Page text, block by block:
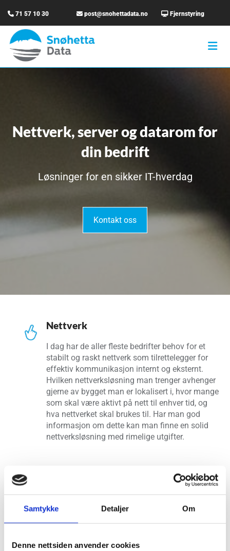
Samtykke Detaljer Om
Denne nettsiden anvender cookies
 71 57 10 30  post@snohettadata.no  Fjernstyring
Nettverk, server og datarom for
din bedrift
Løsninger for en sikker IT-hverdag
Kontakt oss
Nettverk
I dag har de aller fleste bedrifter behov for et
stabilt og raskt nettverk som tilrettelegger for
effektiv kommunikasjon internt og eksternt.
Hvilken nettverksløsning man trenger avhenger
gjerne av bygget man er lokalisert i, hvor mange
som skal være aktivt på nett til enhver tid, og
hva nettverket skal brukes til. Har man god
informasjon om dette kan man finne en solid
nettverksløsning med rimelige utgifter.
Snøhetta Data leverer skalerbare og driftssikre
server- og lagringsløsninger fra ledende
bedrift. Med våre driftsløsninger sørger vi også